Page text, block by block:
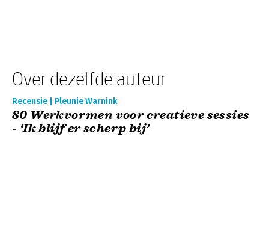
Over dezelfde auteur
Recensie | Pleunie Warnink
80 Werkvormen voor creatieve sessies
- ‘Ik blijf er scherp bij’